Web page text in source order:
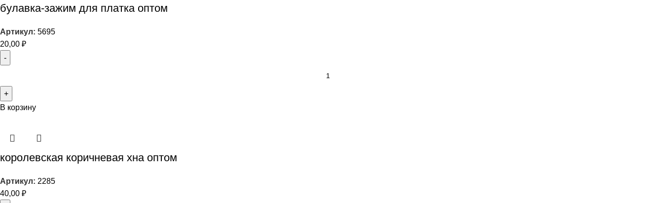
булавка-зажим для платка оптом
Артикул: 5695
20,00 ₽
В корзину
королевская коричневая хна оптом
Артикул: 2285
40,00 ₽